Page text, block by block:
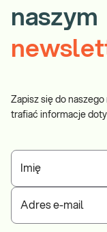
naszym
Zapisz się do
trafiać informacje
Imię
Adres e-mail